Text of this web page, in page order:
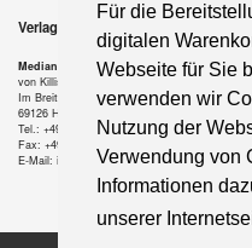
Für die
digitalen
Webseite für Sie
verwenden wir
Nutzung der
Verwendung von
Informationen
unserer
Verlag
Median-Verlag
von Killisch-Horn GmbH
Im Breitspiel 11 a
69126 Heidelberg
Tel.: +49-6221-90 509-0
Fax: +49-6221-90 509-20
E-Mail: info@median-verlag.de